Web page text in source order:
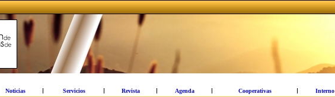
Noticias Servicios Revista Agenda Cooperativas Interno